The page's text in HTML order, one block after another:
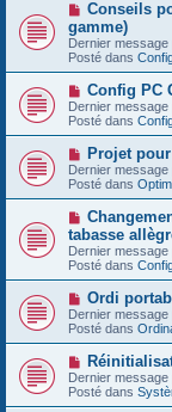
s
s
a
g
e
a
u
m
e
s
s
g
e
N
u
v
e
a
u
m
e
s
s
a
g
e
Conseils
gamme)
Dernier message
Posté dans
N
o
u
v
e
a
u
m
e
s
s
a
g
e
Config PC
Dernier message
Posté dans
N
o
u
v
a
u
m
e
s
s
g
e
Projet
Dernier message
Posté dans
N
o
u
v
e
a
u
m
e
s
s
a
g
e
tabasse
Dernier message
Posté dans
N
o
u
v
e
a
u
m
e
Ordi
Dernier message
Posté dans
N
o
u
v
Dernier message
Posté dans